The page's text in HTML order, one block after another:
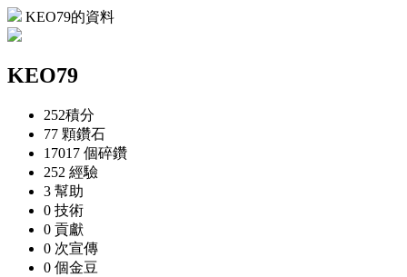
KEO79的資料
KEO79
252積分
77 顆鑽石
17017 個碎鑽
252 經驗
3 幫助
0 技術
0 貢獻
0 次宣傳
0 個金豆